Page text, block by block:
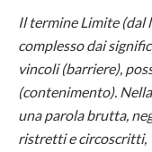
Il termine Limite (dal
complesso dai
vincoli (barriere),
(contenimento).
una parola brutta,
ristretti e circoscritti,